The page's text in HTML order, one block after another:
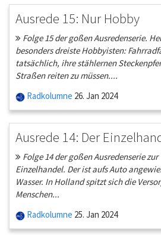
Ausrede 15: Nur Hobby
Folge 15 der goßen Ausredenserie.
besonders dreiste Hobbyisten:
tatsächlich, ihre stählernen
Straßen reiten zu müssen....
Radkolumne 26. Jan 2024
Ausrede 14: Der
Folge 14 der goßen Ausredenserie
Einzelhandel. Der ist aufs Auto
Wasser. In Holland spitzt sich die
Menschen...
Radkolumne 25. Jan 2024